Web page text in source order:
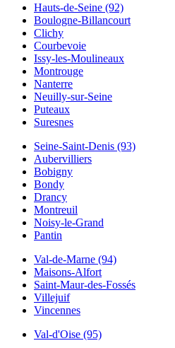
Hauts-de-Seine (92)
Boulogne-Billancourt
Clichy
Courbevoie
Issy-les-Moulineaux
Montrouge
Nanterre
Neuilly-sur-Seine
Puteaux
Suresnes
Seine-Saint-Denis (93)
Aubervilliers
Bobigny
Bondy
Drancy
Montreuil
Noisy-le-Grand
Pantin
Val-de-Marne (94)
Maisons-Alfort
Saint-Maur-des-Fossés
Villejuif
Vincennes
Val-d'Oise (95)